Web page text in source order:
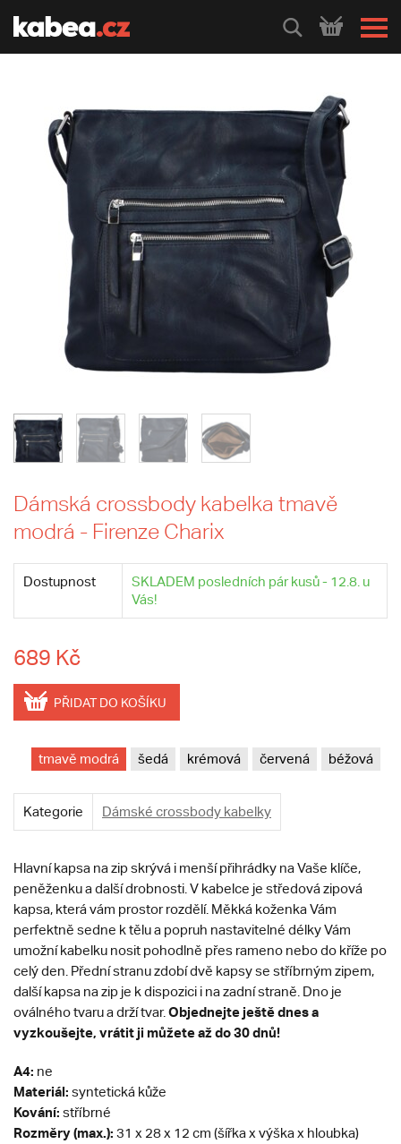
HLEDEJ
Dámská crossbody kabelka tmavě
modrá - Firenze Charix
Dostupnost
SKLADEM posledních pár kusů - 12.8. u
Vás!
689 Kč
PŘIDAT DO KOŠÍKU
tmavě modrá šedá krémová červená béžová
Kategorie Dámské crossbody kabelky
Hlavní kapsa na zip skrývá i menší přihrádky na Vaše klíče,
peněženku a další drobnosti. V kabelce je středová zipová
kapsa, která vám prostor rozdělí. Měkká koženka Vám
perfektně sedne k tělu a popruh nastavitelné délky Vám
umožní kabelku nosit pohodlně přes rameno nebo do kříže po
celý den. Přední stranu zdobí dvě kapsy se stříbrným zipem,
další kapsa na zip je k dispozici i na zadní straně. Dno je
oválného tvaru a drží tvar. Objednejte ještě dnes a
vyzkoušejte, vrátit ji můžete až do 30 dnů!
A4: ne
Materiál: syntetická kůže
Kování: stříbrné
Rozměry (max.): 31 x 28 x 12 cm (šířka x výška x hloubka)